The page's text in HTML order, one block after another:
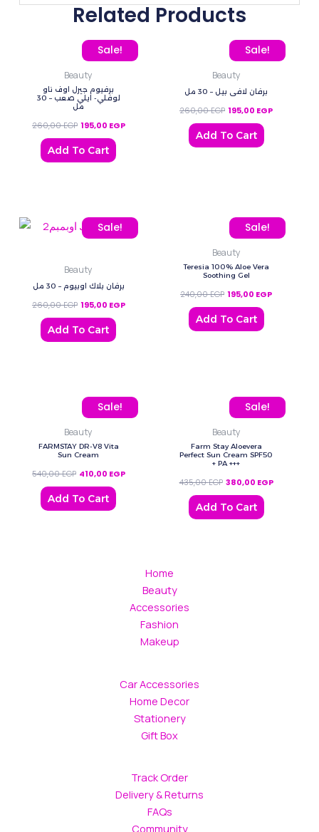
Related Products
Sale!
Beauty
برفيوم جيرل اوف ناو
لوفلي- ايلي صعب – 30
مل
260,00EGP
Original price was: 260,00 EGP.
195,00 EGP
Current price is: 195,00 EGP.
Add To Cart
Sale!
Beauty
برفان لافي بيل – 30 مل
260,00EGP
Original price was:
195,00 EGP
Current
Add To Cart
Sale!
Beauty
برفان بلاك اوبيوم – 30 مل
260,00EGP
Original price was: 260,00 EGP.
195,00 EGP
Current price is: 195,00 EGP.
Add To Cart
Sale!
Beauty
Teresia 100% Aloe Vera
Soothing Gel
240,00EGP
Original price was:
195,00 EGP
Current
Add To Cart
Sale!
Beauty
FARMSTAY DR-V8 Vita
Sun Cream
540,00EGP
Original price was: 540,00 EGP.
410,00 EGP
Current price is: 410,00 EGP.
Add To Cart
Sale!
Beauty
Farm Stay Aloevera
Perfect Sun Cream SPF50
+ PA +++
435,00EGP
Original price was:
380,00 EGP
Current
Add To Cart
Home
Beauty
Accessories
Fashion
Makeup
Car Accessories
Home Decor
Stationery
Gift Box
Track Order
Delivery & Returns
FAQs
Community